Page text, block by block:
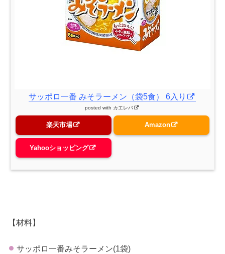
サッポロ一番 みそラーメン（袋5食） 6入り
posted with カエレバ
楽天市場 Amazon
Yahooショッピング
【材料】
サッポロ一番みそラーメン(1袋)